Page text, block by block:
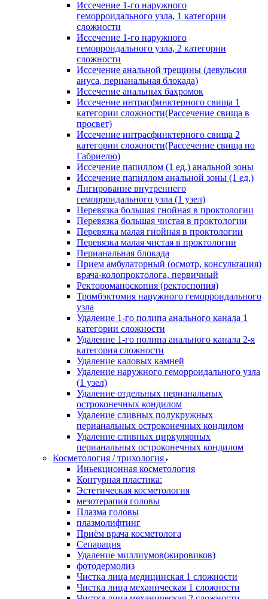
Иссечение 1-го наружного
геморроидального узла, 1 категории
сложности
Иссечение 1-го наружного
геморроидального узла, 2 категории
сложности
Иссечение анальной трещины (девульсия
ануса, перианальная блокада)
Иссечение анальных бахромок
Иссечение интрасфинктерного свища 1
категории сложности(Рассечение свища в
просвет)
Иссечение интрасфинктерного свища 2
категории сложности(Рассечение свища по
Габриелю)
Иссечение папиллом (1 ед.) анальной зоны
Иссечение папиллом анальной зоны (1 ед.)
Лигирование внутреннего
геморроидального узла (1 узел)
Перевязка большая гнойная в проктологии
Перевязка большая чистая в проктологии
Перевязка малая гнойная в проктологии
Перевязка малая чистая в проктологии
Перианальная блокада
Прием амбулаторный (осмотр, консультация)
врача-колопроктолога, первичный
Ректороманоскопия (ректоспопия)
Тромбэктомия наружного геморроидального
узла
Удаление 1-го полипа анального канала 1
категории сложности
Удаление 1-го полипа анального канала 2-я
категория сложности
Удаление каловых камней
Удаление наружного геморроидального узла
(1 узел)
Удаление отдельных перианальных
остроконечных кондилом
Удаление сливных полукружных
перианальных остроконечных кондилом
Удаление сливных циркулярных
перианальных остроконечных кондилом
Косметология / трихология
Иньекционная косметология
Контурная пластика:
Эстетическая косметология
мезотерапия головы
Плазма головы
плазмолифтинг
Приём врача косметолога
Сепарация
Удаление миллиумов(жировиков)
фотодермолиз
Чистка лица медицинская 1 сложности
Чистка лица механическая 1 сложности